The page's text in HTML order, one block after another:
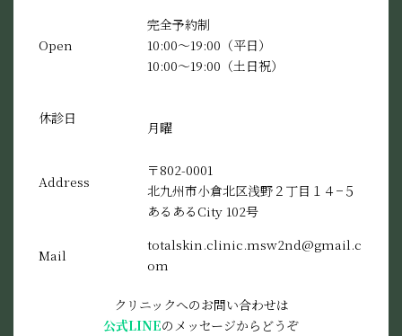
Open
完全予約制
10:00〜19:00（平日）
10:00〜19:00（土日祝）
休診日
月曜
Address
〒802-0001
北九州市小倉北区浅野２丁目１４−５
あるあるCity 102号
Mail
totalskin.clinic.msw2nd@gmail.c
om
クリニックへのお問い合わせは
公式LINEのメッセージからどうぞ